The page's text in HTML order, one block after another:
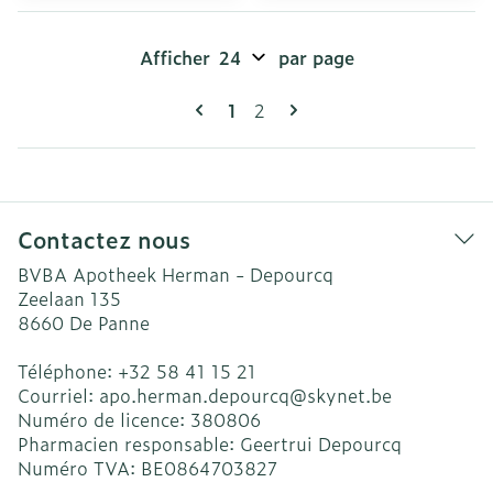
Pages
Vous lisez actuellement la
1 Page
2
Afficher par page
Contactez nous
BVBA Apotheek Herman - Depourcq
Zeelaan 135
8660 De Panne
Téléphone: +32 58 41 15 21
Courriel: apo.herman.depourcq@skynet.be
Numéro de licence: 380806
Pharmacien responsable: Geertrui Depourcq
Numéro TVA: BE0864703827